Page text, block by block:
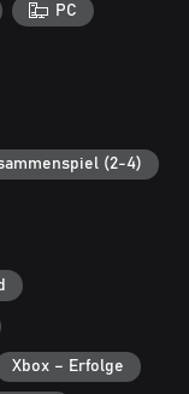
PC
(2-4)
Xbox – Erfolge